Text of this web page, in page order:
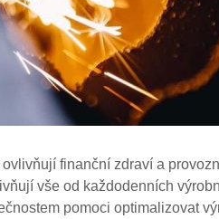
finanční zdraví a
vše od každodenních
pomoci optimalizovat